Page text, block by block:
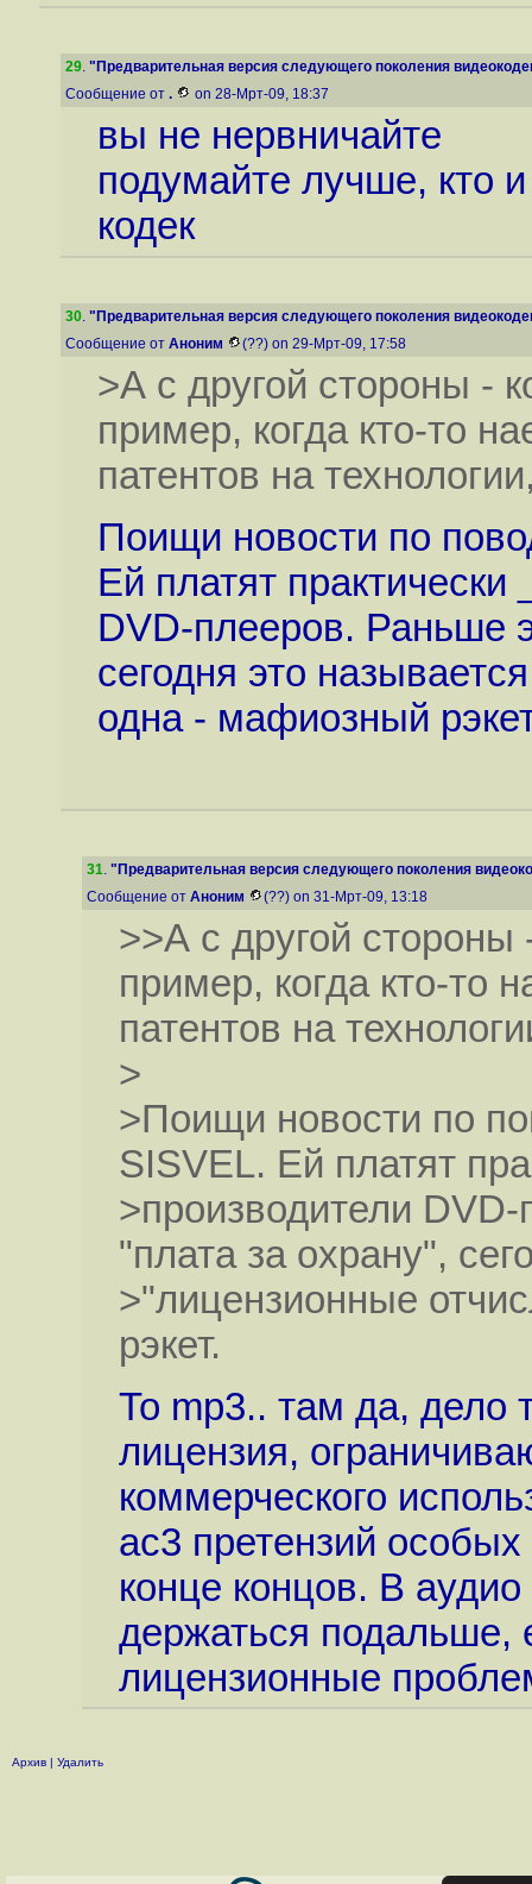
29. "Предварительная версия следующего поколения
Сообщение от . on 28-Мрт-09, 18:37
вы не нервничайте
подумайте лучше, кто
кодек
30. "Предварительная версия следующего поколения
Сообщение от Аноним (??) on 29-Мрт-09, 17:58
>А с другой стороны -
пример, когда кто-то
патентов на
Поищи новости по
Ей платят
DVD-плееров. Раньше
сегодня это
одна - мафиозный
31. "Предварительная версия следующего поколения
Сообщение от Аноним (??) on 31-Мрт-09, 13:18
>>А с другой стороны
пример, когда кто-то
патентов на
>
>Поищи новости по
SISVEL. Ей платят
>производители
"плата за охрану",
>"лицензионные
рэкет.
То mp3.. там да,
лицензия,
коммерческого
ac3 претензий
конце концов. В
держаться подальше,
лицензионные
Архив | Удалить